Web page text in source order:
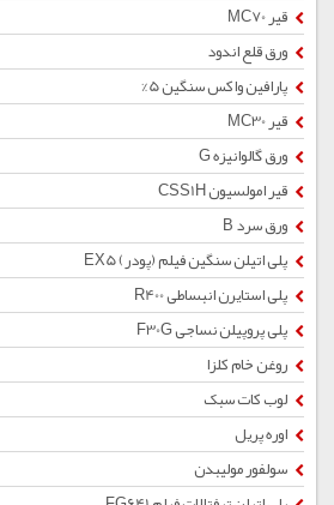
قیر MC70
ورق قلع اندود
پارافین واکس سنگین 5%
قیر MC30
ورق گالوانیزه G
قیر امولسیون CSS1H
ورق سرد B
پلی اتیلن سنگین فیلم (پودر) EX5
پلی استایرن انبساطی R400
پلی پروپیلن نساجی F30G
روغن خام کلزا
لوب کات سبک
اوره پریل
سولفور مولیبدن